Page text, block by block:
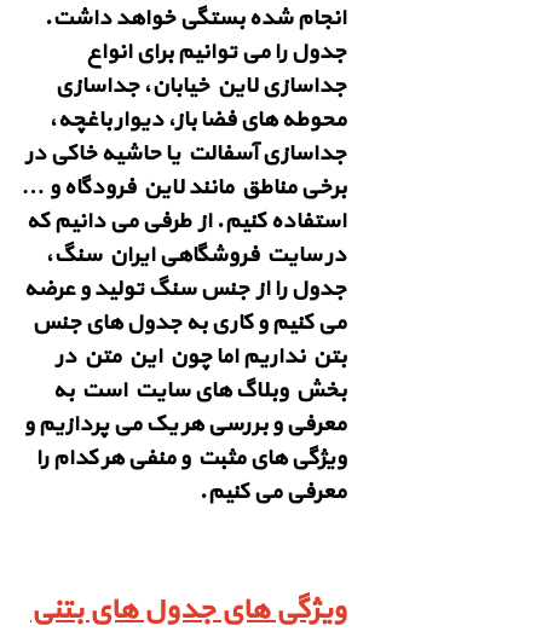
انجام شده بستگی خواهد داشت.
جدول را می توانیم برای انواع
جداسازی لاین خیابان، جداسازی
محوطه های فضا باز، دیوار باغچه،
جداسازی آسفالت یا حاشیه خاکی در
برخی مناطق مانند لاین فرودگاه و …
استفاده کنیم. از طرفی می دانیم که
در سایت فروشگاهی ایران سنگ،
جدول را از جنس سنگ تولید و عرضه
می کنیم و کاری به جدول های جنس
بتن نداریم اما چون این متن در
بخش وبلاگ های سایت است به
معرفی و بررسی هر یک می پردازیم و
ویژگی های مثبت و منفی هر کدام را
معرفی می کنیم.
ویژگی های جدول های بتنی